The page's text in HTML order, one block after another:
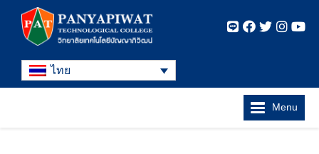
ไทย
Menu